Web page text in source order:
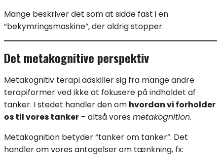
Mange beskriver det som at sidde fast i en
“bekymringsmaskine”, der aldrig stopper.
Det metakognitive perspektiv
Metakognitiv terapi adskiller sig fra mange andre
terapiformer ved ikke at fokusere på indholdet af
tanker. I stedet handler den om hvordan vi forholder
os til vores tanker – altså vores metakognition.
Metakognition betyder “tanker om tanker”. Det
handler om vores antagelser om tænkning, fx: